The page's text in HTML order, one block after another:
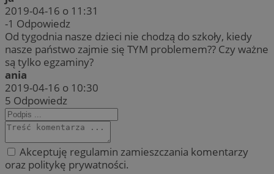
2019-04-16 o 11:31
-1 Odpowiedz
Od tygodnia nasze dzieci nie chodzą do szkoły, kiedy
nasze państwo zajmie się TYM problemem?? Czy ważne
są tylko egzaminy?
ania
2019-04-16 o 10:30
5 Odpowiedz
Akceptuję regulamin zamieszczania komentarzy
oraz politykę prywatności.